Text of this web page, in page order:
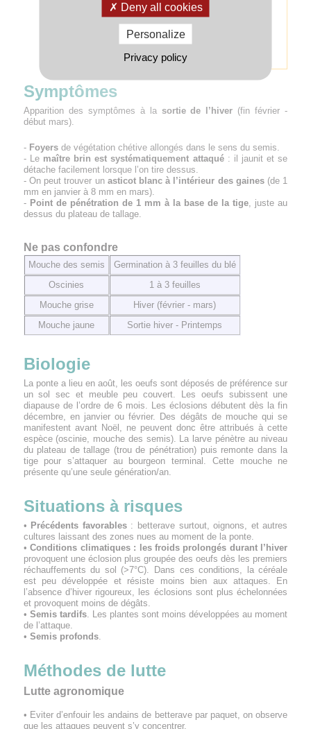
Titre :Larve de mouche grise
Description :On peut trouver un asticot
blanc à l'intérieur des gaines (de 1 mm en
janvier à 8 mm en mars).
Symptômes
Apparition des symptômes à la sortie de l’hiver (fin février -
début mars).
- Foyersde végétation chétive allongés dans le sens du semis.
- Le maître brin est systématiquement attaqué: il jaunit et se
détache facilement lorsque l’on tire dessus.
- On peut trouver un asticot blanc à l’intérieur des gaines(de 1
mm en janvier à 8 mm en mars).
- Point de pénétration de 1 mm à la base de la tige , juste au
dessus du plateau de tallage.
Ne pas confondre
Mouche des semis
Germination à 3 feuilles du blé
Oscinies
1 à 3 feuilles
Mouche grise
Hiver (février - mars)
Mouche jaune
Sortie hiver - Printemps
Biologie
La ponte a lieu en août, les oeufs sont déposés de préférence sur
un sol sec et meuble peu couvert. Les oeufs subissent une
diapause de l’ordre de 6 mois. Les éclosions débutent dès la fin
décembre, en janvier ou février. Des dégâts de mouche qui se
manifestent avant Noël, ne peuvent donc être attribués à cette
espèce (oscinie, mouche des semis). La larve pénètre au niveau
du plateau de tallage (trou de pénétration) puis remonte dans la
tige pour s’attaquer au bourgeon terminal. Cette mouche ne
présente qu’une seule génération/an.
Situations à risques
• Précédents favorables: betterave surtout, oignons, et autres
cultures laissant des zones nues au moment de la ponte.
•Conditions climatiques : les froids prolongés durant l’hiver
provoquent une éclosion plus groupée des oeufs dès les premiers
réchauffements du sol (>7°C). Dans ces conditions, la céréale
est peu développée et résiste moins bien aux attaques. En
l’absence d’hiver rigoureux, les éclosions sont plus échelonnées
et provoquent moins de dégâts.
• Semis tardifs. Les plantes sont moins développées au moment
de l’attaque.
• Semis profonds.
Méthodes de lutte
Lutte agronomique
• Eviter d’enfouir les andains de betterave par paquet, on observe
que les attaques peuvent s’y concentrer.
Deny all cookies
Personalize
Privacy policy